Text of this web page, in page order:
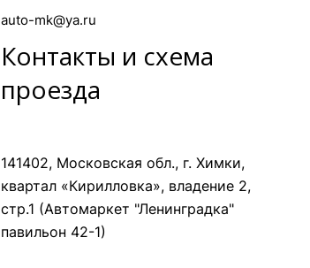
auto-mk@ya.ru
Контакты и схема
проезда
141402, Московская обл., г. Химки,
квартал «Кирилловка», владение 2,
стр.1 (Автомаркет "Ленинградка"
павильон 42-1)